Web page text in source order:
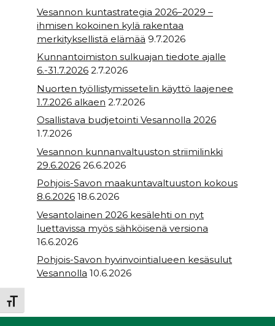
Toggle Font size
Vesannon kuntastrategia 2026–2029 –
ihmisen kokoinen kylä rakentaa
merkityksellistä elämää 9.7.2026
Kunnantoimiston sulkuajan tiedote ajalle
6.-31.7.2026 2.7.2026
Nuorten työllistymissetelin käyttö laajenee
1.7.2026 alkaen 2.7.2026
Osallistava budjetointi Vesannolla 2026
1.7.2026
Vesannon kunnanvaltuuston striimilinkki
29.6.2026 26.6.2026
Pohjois-Savon maakuntavaltuuston kokous
8.6.2026 18.6.2026
Vesantolainen 2026 kesälehti on nyt
luettavissa myös sähköisenä versiona
16.6.2026
Pohjois-Savon hyvinvointialueen kesäsulut
Vesannolla 10.6.2026